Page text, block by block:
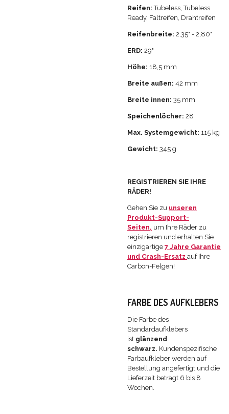
Reifen: Tubeless, Tubeless
Ready, Faltreifen, Drahtreifen
Reifenbreite: 2,35" - 2,80"
ERD: 29"
Höhe: 18,5 mm
Breite außen: 42 mm
Breite innen: 35 mm
Speichenlöcher: 28
Max. Systemgewicht: 115 kg
Gewicht: 345 g
REGISTRIEREN SIE IHRE
RÄDER!
Gehen Sie zu unseren
Produkt-Support-
Seiten, um Ihre Räder zu
registrieren und erhalten Sie
einzigartige 7 Jahre Garantie
und Crash-Ersatz auf Ihre
Carbon-Felgen!
FARBE DES AUFKLEBERS
Die Farbe des
Standardaufklebers
ist glänzend
schwarz. Kundenspezifische
Farbaufkleber werden auf
Bestellung angefertigt und die
Lieferzeit beträgt 6 bis 8
Wochen.